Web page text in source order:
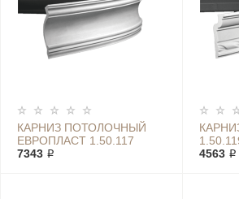
КАРНИЗ ПОТОЛОЧНЫЙ
ЕВРОПЛАСТ 1.50.117
ГИБКИЙ БЕЛЫЙ
7343 ₽
4563 ₽